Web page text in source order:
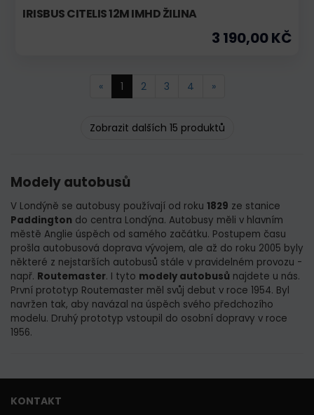
IRISBUS CITELIS 12M IMHD ŽILINA
3 190,00 KČ
« 1 2 3 4 »
Zobrazit dalších 15 produktů
Modely autobusů
V Londýně se autobusy používají od roku 1829 ze stanice
Paddington do centra Londýna. Autobusy měli v hlavním
městě Anglie úspěch od samého začátku. Postupem času
prošla autobusová doprava vývojem, ale až do roku 2005 byly
některé z nejstarších autobusů stále v pravidelném provozu -
např. Routemaster. I tyto modely autobusů najdete u nás.
První prototyp Routemaster měl svůj debut v roce 1954. Byl
navržen tak, aby navázal na úspěch svého předchozího
modelu. Druhý prototyp vstoupil do osobní dopravy v roce
1956.
KONTAKT